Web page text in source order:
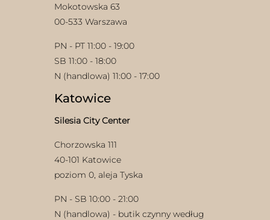
Mokotowska 63
00-533 Warszawa
PN - PT 11:00 - 19:00
SB 11:00 - 18:00
N (handlowa) 11:00 - 17:00
Katowice
Silesia City Center
Chorzowska 111
40-101 Katowice
poziom 0, aleja Tyska
PN - SB 10:00 - 21:00
N (handlowa) - butik czynny według